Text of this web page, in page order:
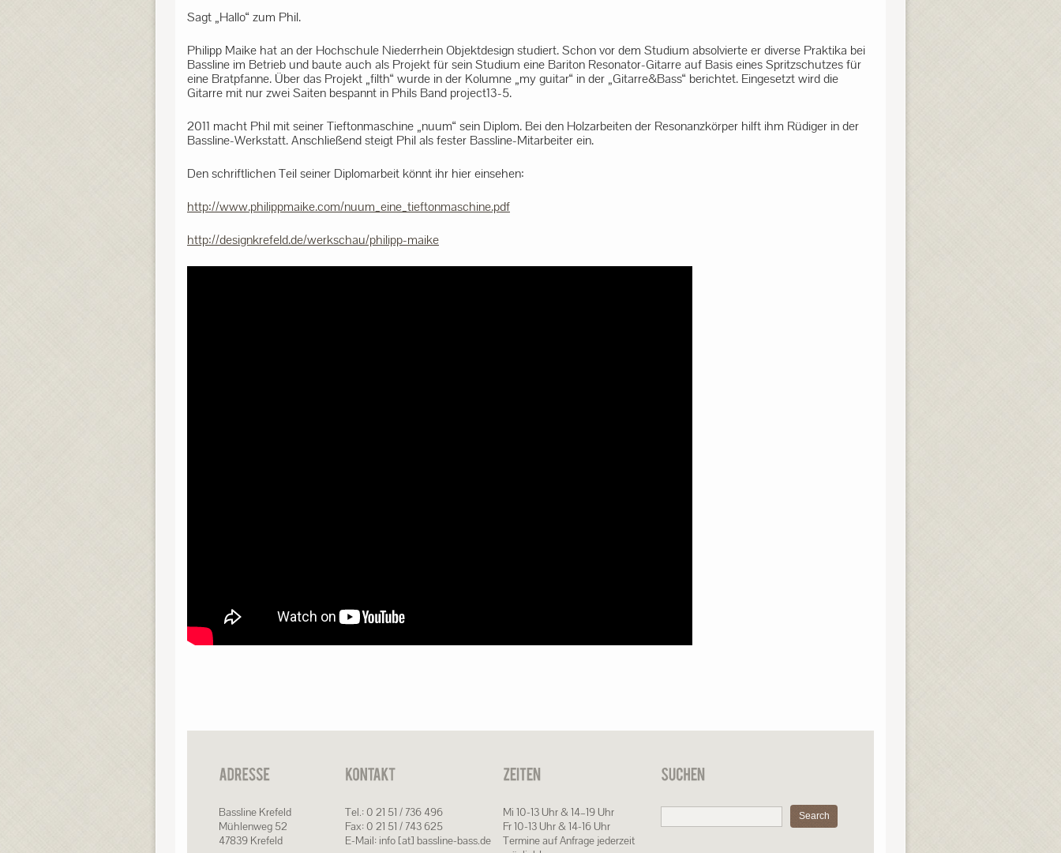
Sagt „Hallo“ zum Phil.
Philipp Maike hat an der Hochschule Niederrhein Objektdesign studiert. Schon vor dem Studium absolvierte er diverse Praktika bei
Bassline im Betrieb und baute auch als Projekt für sein Studium eine Bariton Resonator-Gitarre auf Basis eines Spritzschutzes für
eine Bratpfanne. Über das Projekt „filth“ wurde in der Kolumne „my guitar“ in der „Gitarre&Bass“ berichtet. Eingesetzt wird die
Gitarre mit nur zwei Saiten bespannt in Phils Band project13-5.
2011 macht Phil mit seiner Tieftonmaschine „nuum“ sein Diplom. Bei den Holzarbeiten der Resonanzkörper hilft ihm Rüdiger in der
Bassline-Werkstatt. Anschließend steigt Phil als fester Bassline-Mitarbeiter ein.
Den schriftlichen Teil seiner Diplomarbeit könnt ihr hier einsehen:
http://www.philippmaike.com/nuum_eine_tieftonmaschine.pdf
http://designkrefeld.de/werkschau/philipp-maike
Bassline Krefeld
Mühlenweg 52
47839 Krefeld
Tel.: 0 21 51 / 736 496
Fax: 0 21 51 / 743 625
E-Mail: info [at] bassline-bass.de
Mi 10-13 Uhr & 14–19 Uhr
Fr 10-13 Uhr & 14-16 Uhr
Termine auf Anfrage jederzeit